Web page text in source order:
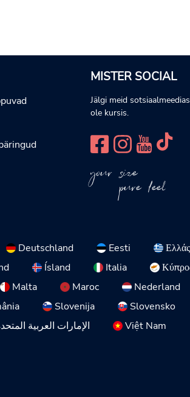
MISTER SOCIAL
Jälgi meid
ole kursis.
your size
pure feel
Deutschland Eesti
Ελλάς
Ísland Italia
Malta Maroc
Nederland
Slovenija
Slovensko
الإمارات العربية
Việt Nam